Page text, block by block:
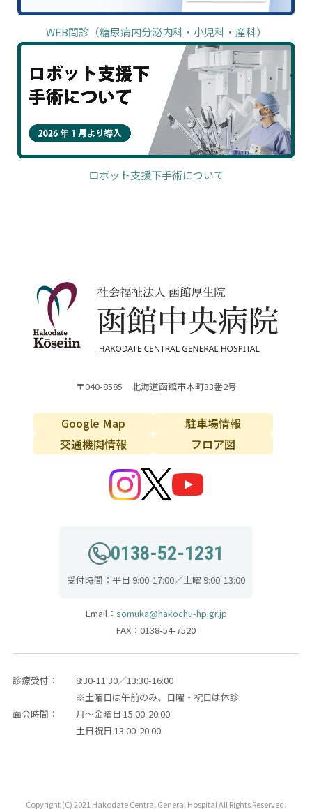
WEB問診（糖尿病内分泌内科・小児科・産科）
ロボット支援下手術について
〒040-8585 北海道函館市本町33番2号
Google Map
駐車場情報
交通機関情報
フロア図
0138-52-1231
受付時間：平日 9:00-17:00／土曜 9:00-13:00
Email： somuka@hakochu-hp.gr.jp
FAX：0138-54-7520
診療受付：
8:30-11:30／13:30-16:00
※土曜日は午前のみ、日曜・祝日は休診
面会時間：
月～金曜日 15:00-20:00
土日祝日 13:00-20:00
Copyright (C) 2021 Hakodate Central General Hospital All Rights Reserved.